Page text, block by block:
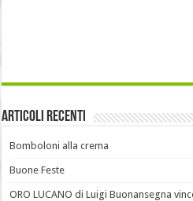
Articoli recenti
Bomboloni alla crema
Buone Feste
ORO LUCANO di Luigi Buonansegna